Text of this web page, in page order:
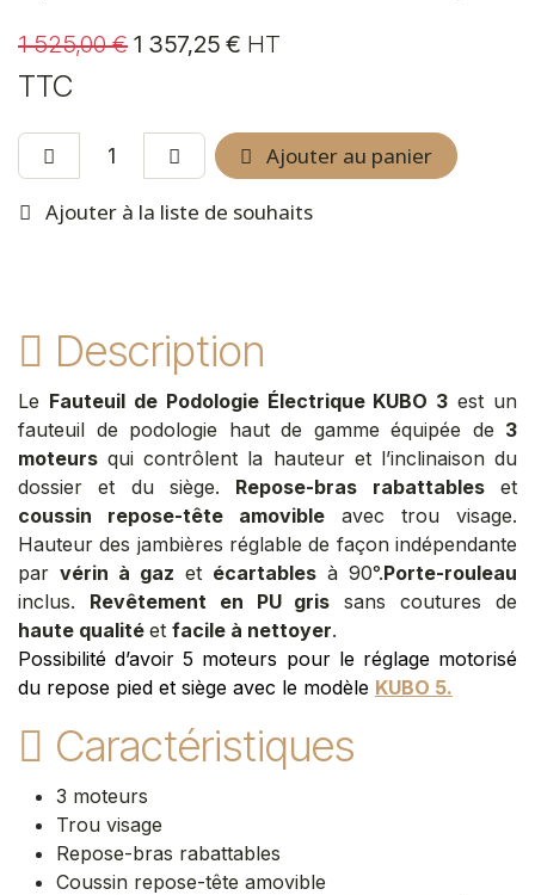
1 525,00€ 1 357,25 € HT
TTC
Ajouter au panier
Ajouter à la liste de souhaits
Description
Le Fauteuil de Podologie Électrique KUBO 3 est un
fauteuil de podologie haut de gamme équipée de 3
moteurs qui contrôlent la hauteur et l’inclinaison du
dossier et du siège. Repose-bras rabattableset
coussin repose-tête amovible avec trou visage.
Hauteur des jambières réglable de façon indépendante
par vérin à gaz et écartables à 90°.Porte-rouleau
inclus. Revêtement en PU gris sans coutures de
haute qualité et facile à nettoyer.
Possibilité d’avoir 5 moteurs pour le réglage motorisé
du repose pied et siège avec le modèle KUBO 5.
Caractéristiques
3 moteurs​
Trou visage
Repose-bras rabattables
Coussin repose-tête amovible